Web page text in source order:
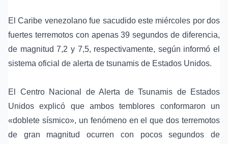
El Caribe venezolano fue sacudido este miércoles por dos
fuertes terremotos con apenas 39 segundos de diferencia,
de magnitud 7,2 y 7,5, respectivamente, según informó el
sistema oficial de alerta de tsunamis de Estados Unidos.
El Centro Nacional de Alerta de Tsunamis de Estados
Unidos explicó que ambos temblores conformaron un
«doblete sísmico», un fenómeno en el que dos terremotos
de gran magnitud ocurren con pocos segundos de